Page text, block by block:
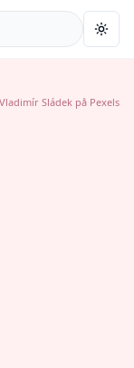
Vladimír Sládek på Pexels